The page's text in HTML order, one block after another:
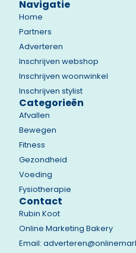
Navigatie
Home
Partners
Adverteren
Inschrijven webshop
Inschrijven woonwinkel
Inschrijven stylist
Categorieën
Afvallen
Bewegen
Fitness
Gezondheid
Voeding
Fysiotherapie
Contact
Rubin Koot
Online Marketing Bakery
Email: